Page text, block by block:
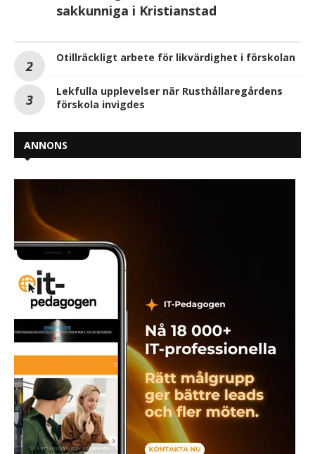
sakkunniga i Kristianstad
Otillräckligt arbete för likvärdighet i förskolan
Lekfulla upplevelser när Rusthållaregårdens
förskola invigdes
ANNONS